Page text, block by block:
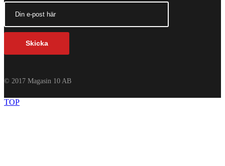
Skicka
© 2017 Magasin 10 AB
TOP